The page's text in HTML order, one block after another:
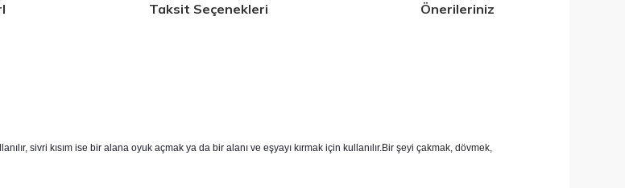
Taksit Seçenekleri Önerileriniz
sivri kısım ise bir alana oyuk açmak ya da bir alanı ve eşyayı kırmak için kullanılır.Bir şeyi çakmak, dövmek,